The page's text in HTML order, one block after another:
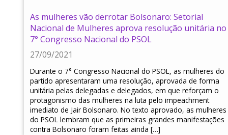
As mulheres vão derrotar Bolsonaro: Setorial
Nacional de Mulheres aprova resolução unitária no
7° Congresso Nacional do PSOL
27/09/2021
Durante o 7° Congresso Nacional do PSOL, as mulheres do
partido apresentaram uma resolução, aprovada de forma
unitária pelas delegadas e delegados, em que reforçam o
protagonismo das mulheres na luta pelo impeachment
imediato de Jair Bolsonaro. No texto aprovado, as mulheres
do PSOL lembram que as primeiras grandes manifestações
contra Bolsonaro foram feitas ainda […]